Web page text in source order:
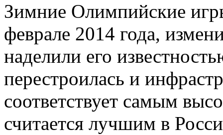
Зимние Олимпийские
феврале 2014 года,
наделили его
перестроилась и
соответствует самым
считается лучшим в